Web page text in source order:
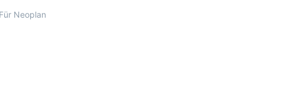
Für Neoplan